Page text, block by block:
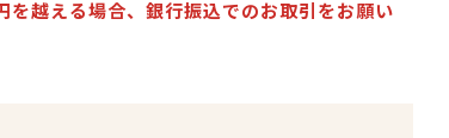
越える場合、銀行振込でのお取引をお願い